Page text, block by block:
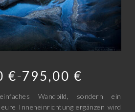
€ –795,00 €
Wandbild, sondern ein
Inneneinrichtung ergänzen wird